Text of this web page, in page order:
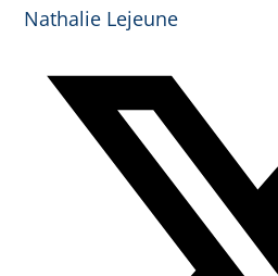
Nathalie Lejeune